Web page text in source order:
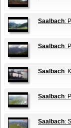
Saalbach:
Saalbach:
Saalbach:
Saalbach:
Saalbach: